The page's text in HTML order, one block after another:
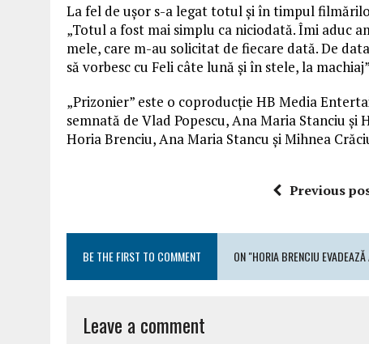
La fel de ușor s-a legat totul și în timpul
„Totul a fost mai simplu ca niciodată. Îmi aduc
mele, care m-au solicitat de fiecare dată. De
să vorbesc cu Feli câte lună și în stele, la
„Prizonier” este o coproducție HB Media
semnată de Vlad Popescu, Ana Maria Stanciu
Horia Brenciu, Ana Maria Stancu și Mihnea
Previous
BE THE FIRST TO COMMENT ON "HORIA BRENCIU
Leave a comment